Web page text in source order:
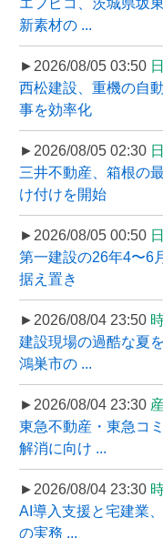
新素材の ...
►2026/08/05 03:50
西松建設、重機の自
事を効率化
►2026/08/05 02:30
三井不動産、箱根の
け付けを開始
►2026/08/05 00:50
第一建設の26年4〜6
据え置き
►2026/08/04 23:50
建設現場の過酷な夏
鴻巣市の ...
►2026/08/04 23:30
東急不動産・東急コ
解消に向け ...
►2026/08/04 23:30
AI導入支援と宅建業
の実務 ...